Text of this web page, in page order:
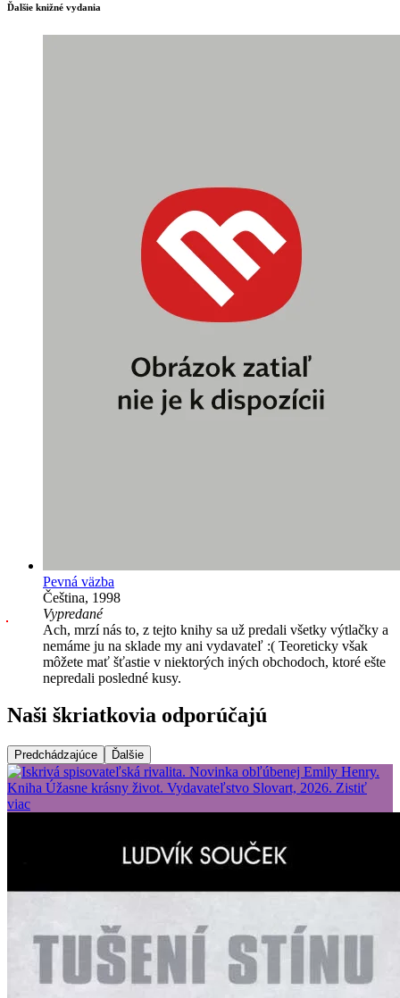
Ďalšie knižné vydania
Pevná väzba
Čeština, 1998
Vypredané
Ach, mrzí nás to, z tejto knihy sa už predali všetky výtlačky a
nemáme ju na sklade my ani vydavateľ :( Teoreticky však
môžete mať šťastie v niektorých iných obchodoch, ktoré ešte
nepredali posledné kusy.
Naši škriatkovia odporúčajú
Predchádzajúce Ďalšie